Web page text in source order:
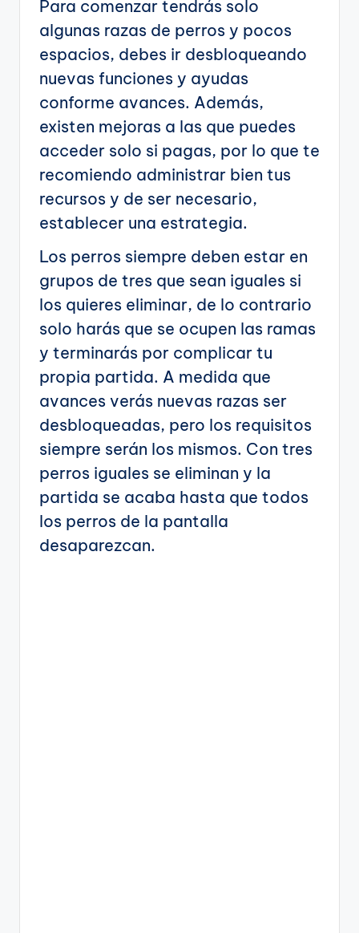
Para comenzar tendrás solo
algunas razas de perros y pocos
espacios, debes ir desbloqueando
nuevas funciones y ayudas
conforme avances. Además,
existen mejoras a las que puedes
acceder solo si pagas, por lo que te
recomiendo administrar bien tus
recursos y de ser necesario,
establecer una estrategia.
Los perros siempre deben estar en
grupos de tres que sean iguales si
los quieres eliminar, de lo contrario
solo harás que se ocupen las ramas
y terminarás por complicar tu
propia partida. A medida que
avances verás nuevas razas ser
desbloqueadas, pero los requisitos
siempre serán los mismos. Con tres
perros iguales se eliminan y la
partida se acaba hasta que todos
los perros de la pantalla
desaparezcan.